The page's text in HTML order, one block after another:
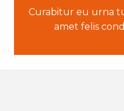
Curabitur eu urna
amet felis